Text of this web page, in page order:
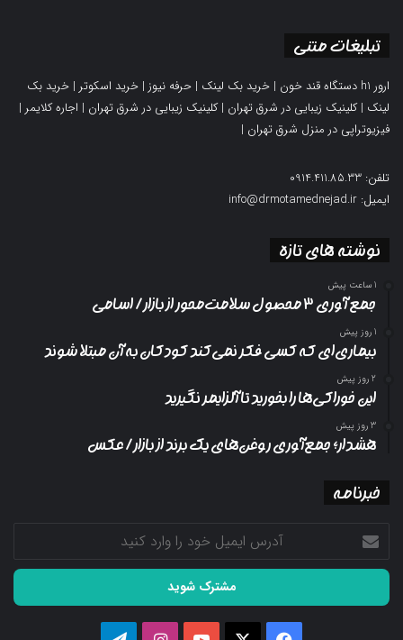
تبلیغات متنی
ارور h1 دستگاه قند خون | خرید بک لینک | حرفه نیوز | خرید اسکوتر | خرید بک
لینک |کلینیک زیبایی در شرق تهران |کلینیک زیبایی در شرق تهران | اجاره کلایمر |
فیزیوتراپی در منزل شرق تهران |
تلفن: 0914.411.85.33
ایمیل: info@drmotamednejad.ir
نوشته های تازه
1 ساعت پیش
جمع آوری ۳ محصول سلامت‌محور از بازار/ اسامی
1 روز پیش
بیماری‌ای که کسی فکر نمی‌کند کودکان به آن مبتلا شوند
2 روز پیش
این خوراکی‌ها را بخورید تا آلزایمر نگیرید
3 روز پیش
هشدار؛ جمع‌آوری روغن‌های یک برند از بازار/ عکس
خبرنامه
آدرس
ایمیل
خود
وارد